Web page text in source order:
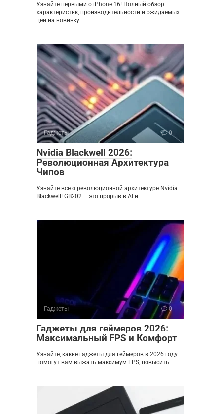
Узнайте первыми о iPhone 16! Полный обзор
характеристик, производительности и ожидаемых
цен на новинку
Гаджеты 0
Nvidia Blackwell 2026:
Революционная Архитектура
Чипов
Узнайте все о революционной архитектуре Nvidia
Blackwell! GB202 – это прорыв в AI и
Гаджеты 0
Гаджеты для геймеров 2026:
Максимальный FPS и Комфорт
Узнайте, какие гаджеты для геймеров в 2026 году
помогут вам выжать максимум FPS, повысить